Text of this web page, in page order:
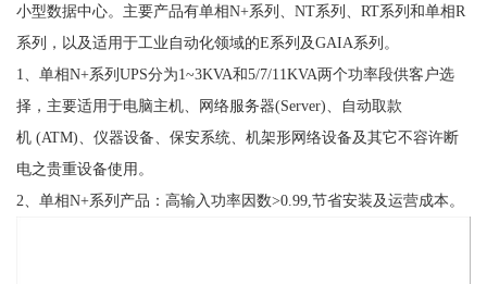
小型数据中心。主要产品有单相N+系列、NT系列、RT系列和单相R
系列，以及适用于工业自动化领域的E系列及GAIA系列。
1、单相N+系列UPS分为1~3KVA和5/7/11KVA两个功率段供客户选
择，主要适用于电脑主机、网络服务器(Server)、自动取款
机 (ATM)、仪器设备、保安系统、机架形网络设备及其它不容许断
电之贵重设备使用。
2、单相N+系列产品：高输入功率因数>0.99,节省安装及运营成本。